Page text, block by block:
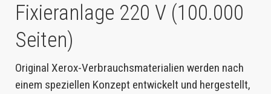
Fixieranlage 220 V (100.000
Seiten)
Original Xerox-Verbrauchsmaterialien werden nach
einem speziellen Konzept entwickelt und hergestellt,